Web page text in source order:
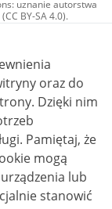
uznanie autorstwa
BY-SA 4.0).
materiały
licencji typu
użycie
4.0 (CC BY-
inaczej.
oraz do
nim
że
mogą
lub
stanowić